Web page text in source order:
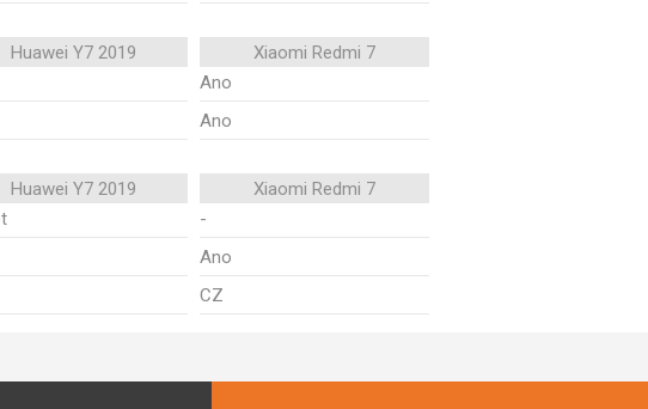
Huawei Y7 2019
Xiaomi Redmi 7
Ano
Ano
Huawei Y7 2019
Xiaomi Redmi 7
-
Ano
CZ